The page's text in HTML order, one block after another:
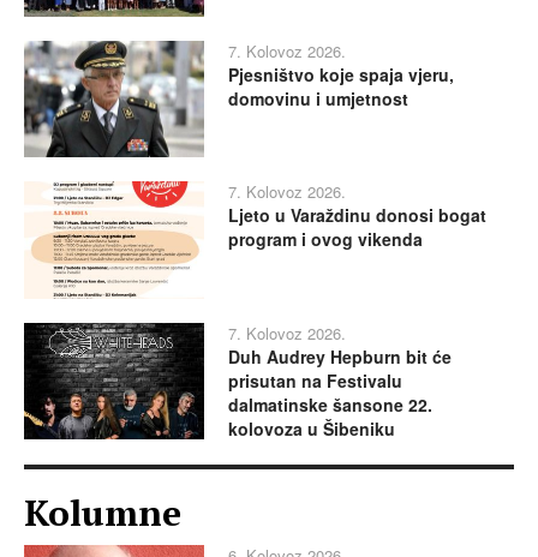
7. Kolovoz 2026.
Pjesništvo koje spaja vjeru,
domovinu i umjetnost
7. Kolovoz 2026.
Ljeto u Varaždinu donosi bogat
program i ovog vikenda
7. Kolovoz 2026.
Duh Audrey Hepburn bit će
prisutan na Festivalu
dalmatinske šansone 22.
kolovoza u Šibeniku
Kolumne